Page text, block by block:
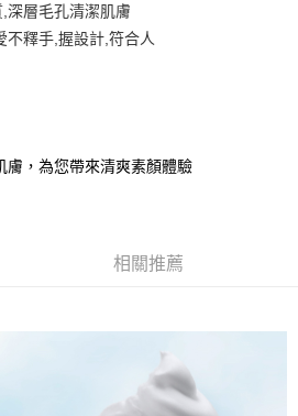
，再付款。
，點擊此簡訊中的連結，可透過四大超商／
進行付款，方視為交易完成。
上)免運費
深層毛孔清潔肌膚
不釋手,握設計,符合人
膚，為您帶來清爽素顏體驗
相關推薦